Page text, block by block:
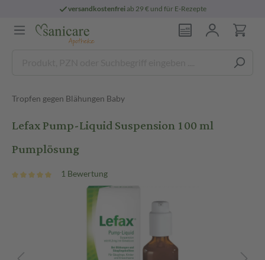
versandkostenfreiab 29 € und für E-Rezepte
Tropfen gegen Blähungen Baby
Lefax Pump-Liquid Suspension 100 ml
Pumplösung
1 Bewertung